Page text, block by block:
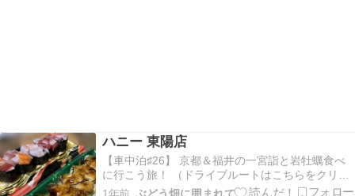
ハニー 東陽店
【車中泊♯26】 京都＆福井の一宮詣と岩牡蠣食べ
に行こう旅！ （ドライブルートはこちらをクリッ
ク！）スーパーに寄ってお夕飯買ってかえりまし